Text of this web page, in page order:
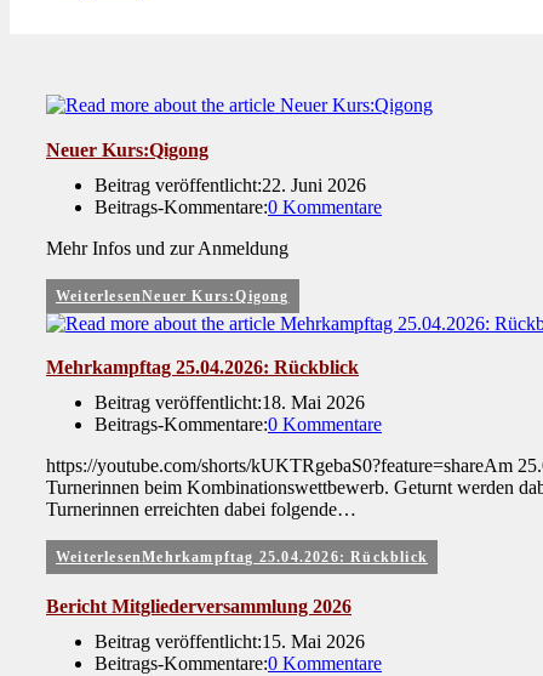
Neuer Kurs:Qigong
Beitrag veröffentlicht:22. Juni 2026
Beitrags-Kommentare:0 Kommentare
Mehr Infos und zur Anmeldung
WeiterlesenNeuer Kurs:Qigong
Mehrkampftag 25.04.2026: Rückblick
Beitrag veröffentlicht:18. Mai 2026
Beitrags-Kommentare:0 Kommentare
https://youtube.com/shorts/kUKTRgebaS0?feature=shareAm
Turnerinnen beim Kombinationswettbewerb. Geturnt werden
Turnerinnen erreichten dabei folgende…
WeiterlesenMehrkampftag 25.04.2026: Rückblick
Bericht Mitgliederversammlung 2026
Beitrag veröffentlicht:15. Mai 2026
Beitrags-Kommentare:0 Kommentare